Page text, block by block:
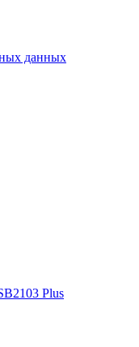
данных
Plus